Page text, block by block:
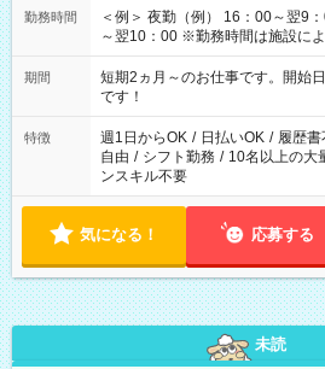
勤務時間
＜例＞ 夜勤（例） 16：00～翌9
～翌10：00 ※勤務時間は施設によって異
みたい」 「しっかり稼ぎたい」
い」など ご希望にあったお仕事をご案
の方の場合は1～2ヶ月間は日中
仕事に慣れてからの夜勤になります。 ★家庭の都合で
必要な場合も遠慮なくご相談くだ
期間
短期2ヵ月～のお仕事です。開
です！
特徴 週1日からOK / 日払いOK / 履歴書
自由 / シフト勤務 / 10名以上の大
ンスキル不要
気になる！ 応募する
未読